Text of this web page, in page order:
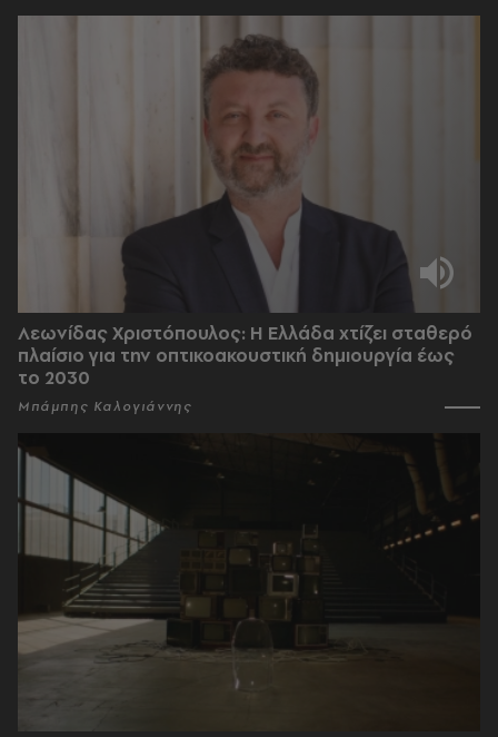
Λεωνίδας Χριστόπουλος: Η Ελλάδα χτίζει σταθερό
πλαίσιο για την οπτικοακουστική δημιουργία έως
το 2030
Μπάμπης Καλογιάννης